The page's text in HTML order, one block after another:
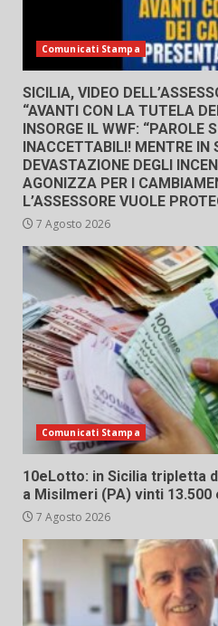
Comunicati Stampa
SICILIA, VIDEO
“AVANTI CON LA TUTELA
INSORGE IL WWF: “PAROLE
INACCETTABILI! MENTRE
DEVASTAZIONE DEGLI
AGONIZZA PER I
L’ASSESSORE VUOLE
7 Agosto 2026
Comunicati Stampa
10eLotto: in Sicilia tripletta
a Misilmeri (PA) vinti 13.500
7 Agosto 2026